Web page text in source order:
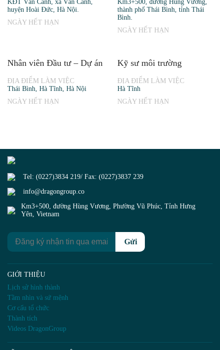
KĐT Vân Canh, xã Vân Canh,
huyện Hoài Đức, Hà Nội.
NGÀY HẾT HẠN
Km3+500, đường Hùng Vương,
thành phố Thái Bình, tỉnh Thái
Bình.
NGÀY HẾT HẠN
Nhân viên Đầu tư – Dự án
ĐỊA ĐIỂM LÀM VIỆC
Thái Bình, Hà Tĩnh, Hà Nội
NGÀY HẾT HẠN
Kỹ sư môi trường
ĐỊA ĐIỂM LÀM VIỆC
Hà Tĩnh
NGÀY HẾT HẠN
Tel: (0227)3834 219/ Fax: (0227)3837 239
info@dragongroup.co
Km3+500, đường Hùng Vương, Phường Vũ Phúc, Tỉnh Hưng
Yên, Vietnam
Gửi
GIỚI THIỆU
Lịch sử hình thành
Tầm nhìn và sứ mệnh
Cơ cấu tổ chức
Thành tích
Videos DragonGroup